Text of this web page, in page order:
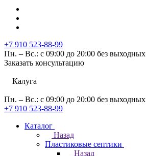
+7 910 523-88-99
Пн. – Вс.: с 09:00 до 20:00 без выходных
Заказать консультацию
Калуга
Пн. – Вс.: с 09:00 до 20:00 без выходных
+7 910 523-88-99
Каталог
Назад
Пластиковые септики
Назад